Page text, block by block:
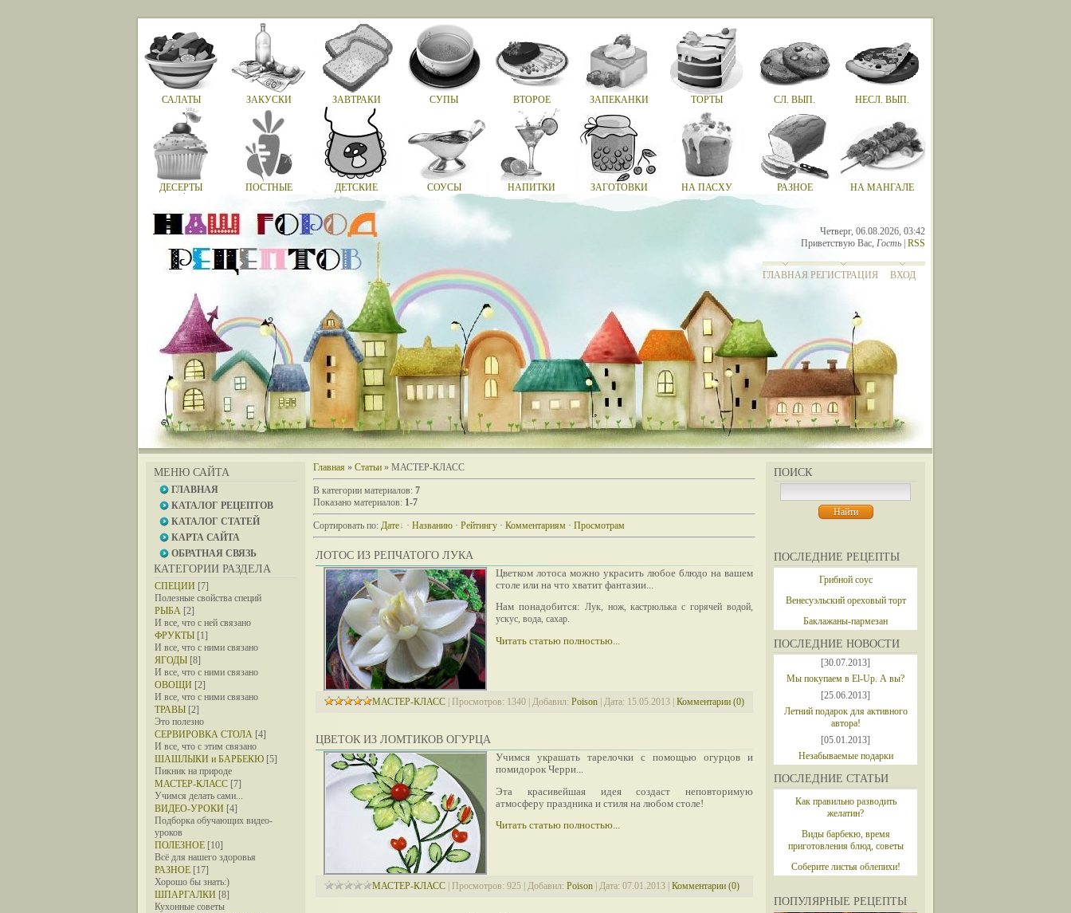
САЛАТЫ ЗАКУСКИ ЗАВТРАКИ СУПЫ ВТОРОЕ ЗАПЕКАНКИ ТОРТЫ СЛ. ВЫП. НЕСЛ. ВЫП.
ДЕСЕРТЫ ПОСТНЫЕ ДЕТСКИЕ СОУСЫ НАПИТКИ ЗАГОТОВКИ НА ПАСХУ РАЗНОЕ НА МАНГАЛЕ
Четверг, 06.08.2026, 03:42
Приветствую Вас, Гость RSS
ГЛАВНАЯ РЕГИСТРАЦИЯ ВХОД
МЕНЮ САЙТА
ГЛАВНАЯ
КАТАЛОГ РЕЦЕПТОВ
КАТАЛОГ СТАТЕЙ
КАРТА САЙТА
ОБРАТНАЯ СВЯЗЬ
КАТЕГОРИИ РАЗДЕЛА
СПЕЦИИ [7]
Полезные свойства специй
РЫБА [2]
И все, что с ней связано
ФРУКТЫ [1]
И все, что с ними связано
ЯГОДЫ [8]
И все, что с ними связано
ОВОЩИ [2]
И все, что с ними связано
ТРАВЫ [2]
Это полезно
СЕРВИРОВКА СТОЛА [4]
И все, что с этим связано
ШАШЛЫКИ и БАРБЕКЮ [5]
Пикник на природе
МАСТЕР-КЛАСС [7]
Учимся делать сами...
ВИДЕО-УРОКИ [4]
Подборка обучающих видео-
уроков
ПОЛЕЗНОЕ [10]
Всё для нашего здоровья
РАЗНОЕ [17]
Хорошо бы знать:)
ШПАРГАЛКИ [8]
Кухонные советы
ПОИСК
ПОСЛЕДНИЕ РЕЦЕПТЫ
Грибной соус
Венесуэльский ореховый торт
Баклажаны-пармезан
ПОСЛЕДНИЕ НОВОСТИ
[30.07.2013]
Мы покупаем в El-Up. А вы?
[25.06.2013]
Летний подарок для активного
автора!
[05.01.2013]
Незабываемые подарки
ПОСЛЕДНИЕ СТАТЬИ
Как правильно разводить
желатин?
Виды барбекю, время
приготовления блюд, советы
Соберите листья облепихи!
ПОПУЛЯРНЫЕ РЕЦЕПТЫ
Главная » Статьи » МАСТЕР-КЛАСС
В категории материалов: 7
Показано материалов: 1-7
Сортировать по: Дате · Названию · Рейтингу · Комментариям · Просмотрам
ЛОТОС ИЗ РЕПЧАТОГО ЛУКА
Цветком лотоса можно украсить любое блюдо на вашем
столе или на что хватит фантазии...
Нам понадобится: Лук, нож, кастрюлька с горячей водой,
ускус, вода, сахар.
Читать статью полностью...
МАСТЕР-КЛАСС Просмотров: 1340 Добавил: Poison Дата: 15.05.2013 Комментарии (0)
ЦВЕТОК ИЗ ЛОМТИКОВ ОГУРЦА
Учимся украшать тарелочки с помощью огурцов и
помидорок Черри...
Эта красивейшая идея создаст неповторимую
атмосферу праздника и стиля на любом столе!
Читать статью полностью...
МАСТЕР-КЛАСС Просмотров: 925 Добавил: Poison Дата: 07.01.2013 Комментарии (0)